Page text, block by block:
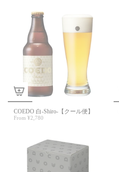
COEDO 白-Shiro-【クール便】
From ¥2,780